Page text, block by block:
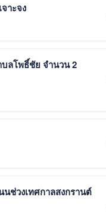
รายการ โดยวิธีเฉพาะเจาะจง
ลโพธิ์ชัย จำนวน 2
ช่วงเทศกาลสงกรานต์